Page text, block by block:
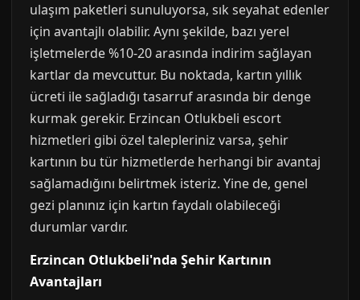
ulaşım paketleri sunuluyorsa, sık seyahat edenler
için avantajlı olabilir. Aynı şekilde, bazı yerel
işletmelerde %10-20 arasında indirim sağlayan
kartlar da mevcuttur. Bu noktada, kartın yıllık
ücreti ile sağladığı tasarruf arasında bir denge
kurmak gerekir. Erzincan Otlukbeli escort
hizmetleri gibi özel talepleriniz varsa, şehir
kartının bu tür hizmetlerde herhangi bir avantaj
sağlamadığını belirtmek isteriz. Yine de, genel
gezi planınız için kartın faydalı olabileceği
durumlar vardır.
Erzincan Otlukbeli'nda Şehir Kartının
Avantajları